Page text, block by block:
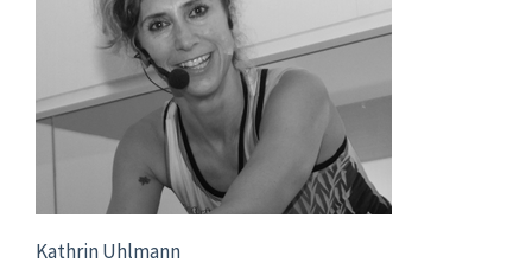
Kathrin Uhlmann